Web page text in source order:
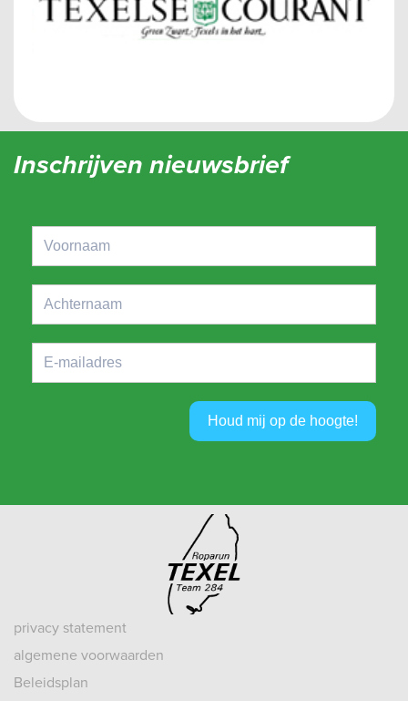
Inschrijven nieuwsbrief
Houd mij op de hoogte!
privacy statement
algemene voorwaarden
Beleidsplan